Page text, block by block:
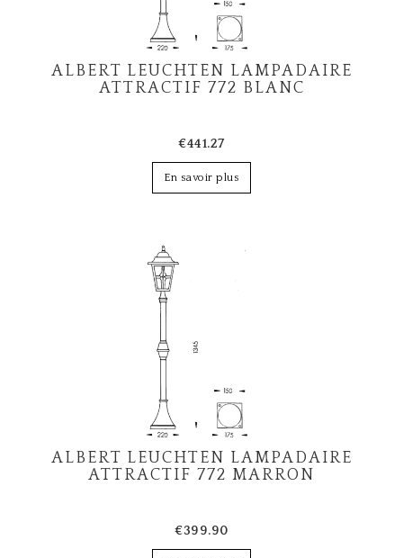
ALBERT LEUCHTEN LAMPADAIRE
ATTRACTIF 772 BLANC
€441.27
En savoir plus
ALBERT LEUCHTEN LAMPADAIRE
ATTRACTIF 772 MARRON
€399.90